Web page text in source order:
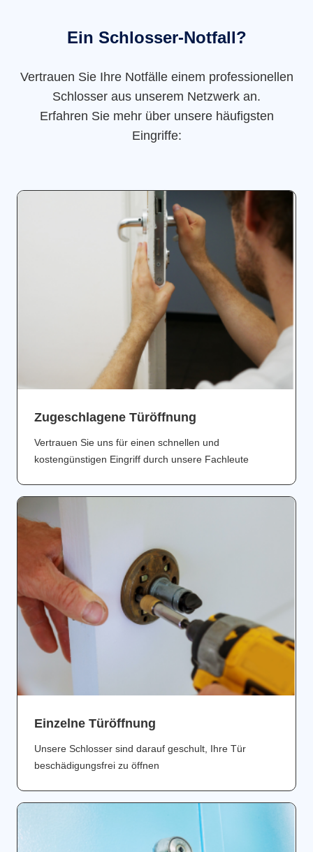
Ein Schlosser-Notfall?
Vertrauen Sie Ihre Notfälle einem professionellen
Schlosser aus unserem Netzwerk an.
Erfahren Sie mehr über unsere häufigsten
Eingriffe:
Zugeschlagene Türöffnung
Vertrauen Sie uns für einen schnellen und
kostengünstigen Eingriff durch unsere Fachleute
Einzelne Türöffnung
Unsere Schlosser sind darauf geschult, Ihre Tür
beschädigungsfrei zu öffnen